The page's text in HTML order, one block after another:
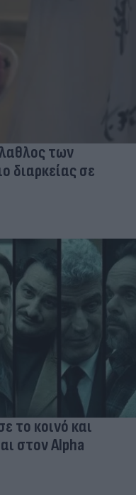
των
διαρκείας σε
το κοινό και
στον Alpha